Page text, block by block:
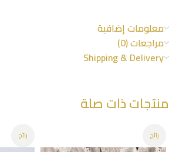
معلومات إضافية
مراجعات (0)
Shipping & Delivery
منتجات ذات صلة
رائج رائج